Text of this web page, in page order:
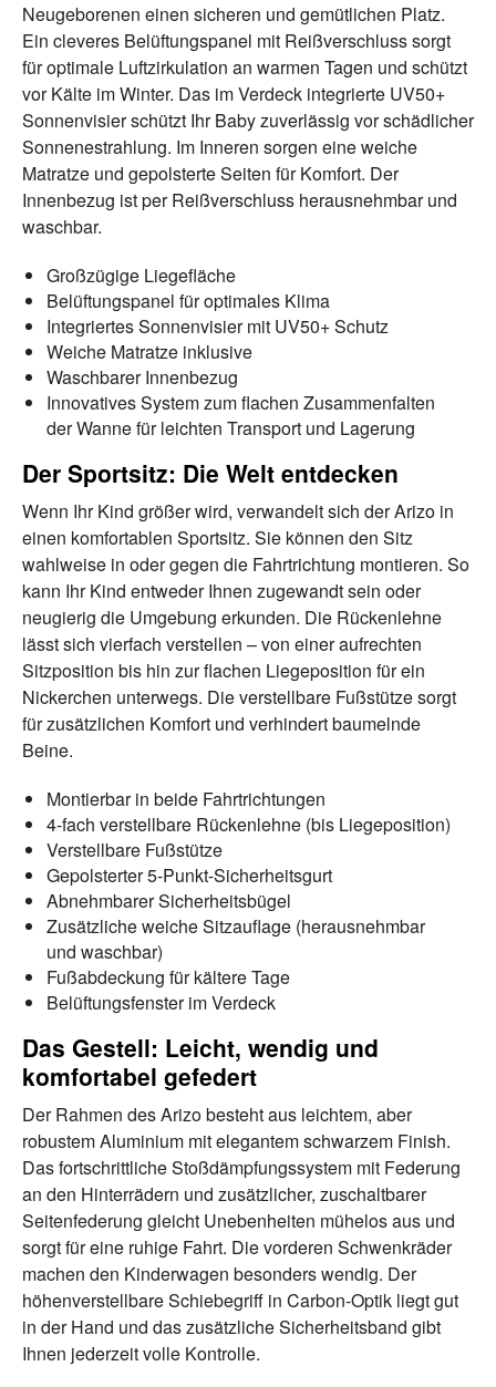
Neugeborenen einen sicheren und gemütlichen Platz.
Ein cleveres Belüftungspanel mit Reißverschluss sorgt
für optimale Luftzirkulation an warmen Tagen und schützt
vor Kälte im Winter. Das im Verdeck integrierte UV50+
Sonnenvisier schützt Ihr Baby zuverlässig vor schädlicher
Sonnenestrahlung. Im Inneren sorgen eine weiche
Matratze und gepolsterte Seiten für Komfort. Der
Innenbezug ist per Reißverschluss herausnehmbar und
waschbar.
Großzügige Liegefläche
Belüftungspanel für optimales Klima
Integriertes Sonnenvisier mit UV50+ Schutz
Weiche Matratze inklusive
Waschbarer Innenbezug
Innovatives System zum flachen Zusammenfalten
der Wanne für leichten Transport und Lagerung
Der Sportsitz: Die Welt entdecken
Wenn Ihr Kind größer wird, verwandelt sich der Arizo in
einen komfortablen Sportsitz. Sie können den Sitz
wahlweise in oder gegen die Fahrtrichtung montieren. So
kann Ihr Kind entweder Ihnen zugewandt sein oder
neugierig die Umgebung erkunden. Die Rückenlehne
lässt sich vierfach verstellen – von einer aufrechten
Sitzposition bis hin zur flachen Liegeposition für ein
Nickerchen unterwegs. Die verstellbare Fußstütze sorgt
für zusätzlichen Komfort und verhindert baumelnde
Beine.
Montierbar in beide Fahrtrichtungen
4-fach verstellbare Rückenlehne (bis Liegeposition)
Verstellbare Fußstütze
Gepolsterter 5-Punkt-Sicherheitsgurt
Abnehmbarer Sicherheitsbügel
Zusätzliche weiche Sitzauflage (herausnehmbar
und waschbar)
Fußabdeckung für kältere Tage
Belüftungsfenster im Verdeck
Das Gestell: Leicht, wendig und
komfortabel gefedert
Der Rahmen des Arizo besteht aus leichtem, aber
robustem Aluminium mit elegantem schwarzem Finish.
Das fortschrittliche Stoßdämpfungssystem mit Federung
an den Hinterrädern und zusätzlicher, zuschaltbarer
Seitenfederung gleicht Unebenheiten mühelos aus und
sorgt für eine ruhige Fahrt. Die vorderen Schwenkräder
machen den Kinderwagen besonders wendig. Der
höhenverstellbare Schiebegriff in Carbon-Optik liegt gut
in der Hand und das zusätzliche Sicherheitsband gibt
Ihnen jederzeit volle Kontrolle.